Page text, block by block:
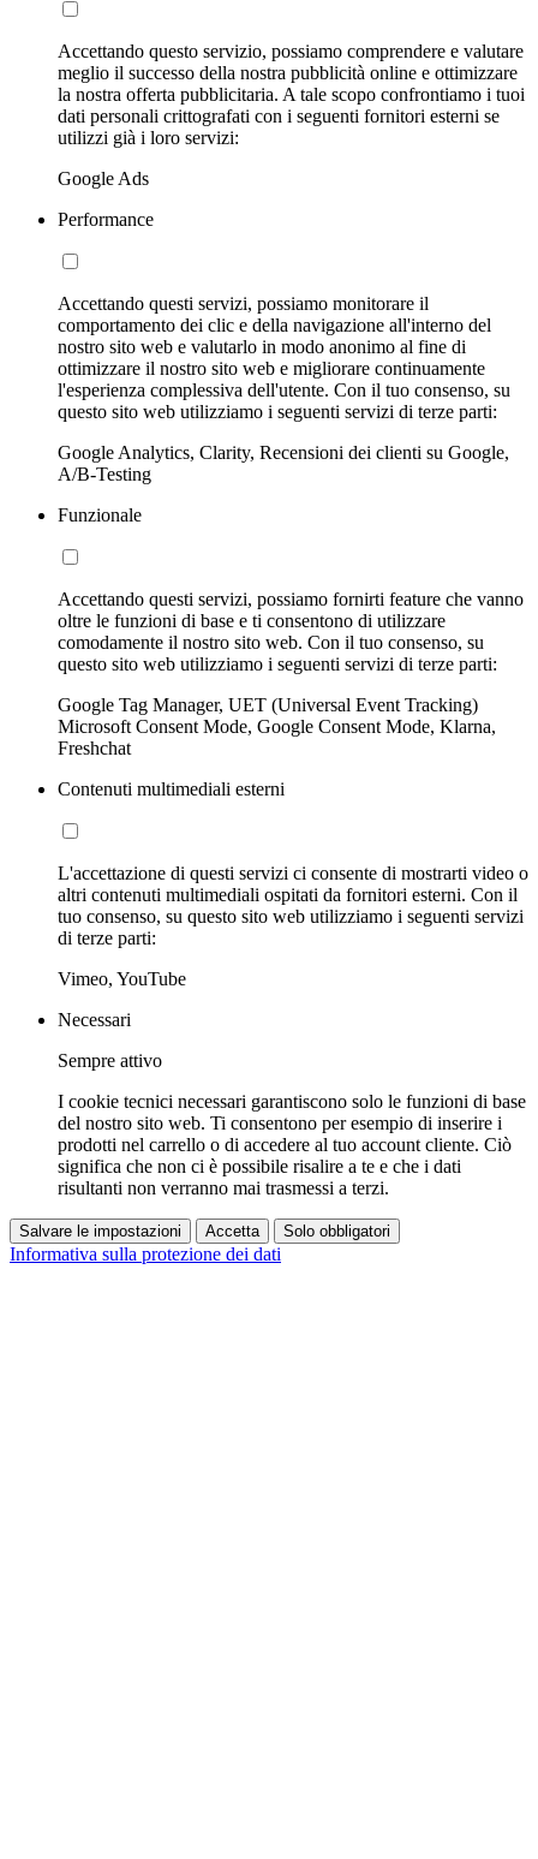
Accettando questo servizio, possiamo comprendere e valutare
meglio il successo della nostra pubblicità online e ottimizzare
la nostra offerta pubblicitaria. A tale scopo confrontiamo i tuoi
dati personali crittografati con i seguenti fornitori esterni se
utilizzi già i loro servizi:
Google Ads
Performance
Accettando questi servizi, possiamo monitorare il
comportamento dei clic e della navigazione all'interno del
nostro sito web e valutarlo in modo anonimo al fine di
ottimizzare il nostro sito web e migliorare continuamente
l'esperienza complessiva dell'utente. Con il tuo consenso, su
questo sito web utilizziamo i seguenti servizi di terze parti:
Google Analytics, Clarity, Recensioni dei clienti su Google,
A/B-Testing
Funzionale
Accettando questi servizi, possiamo fornirti feature che vanno
oltre le funzioni di base e ti consentono di utilizzare
comodamente il nostro sito web. Con il tuo consenso, su
questo sito web utilizziamo i seguenti servizi di terze parti:
Google Tag Manager, UET (Universal Event Tracking)
Microsoft Consent Mode, Google Consent Mode, Klarna,
Freshchat
Contenuti multimediali esterni
L'accettazione di questi servizi ci consente di mostrarti video o
altri contenuti multimediali ospitati da fornitori esterni. Con il
tuo consenso, su questo sito web utilizziamo i seguenti servizi
di terze parti:
Vimeo, YouTube
Necessari
Sempre attivo
I cookie tecnici necessari garantiscono solo le funzioni di base
del nostro sito web. Ti consentono per esempio di inserire i
prodotti nel carrello o di accedere al tuo account cliente. Ciò
significa che non ci è possibile risalire a te e che i dati
risultanti non verranno mai trasmessi a terzi.
Salvare le impostazioni Accetta Solo obbligatori
Informativa sulla protezione dei dati